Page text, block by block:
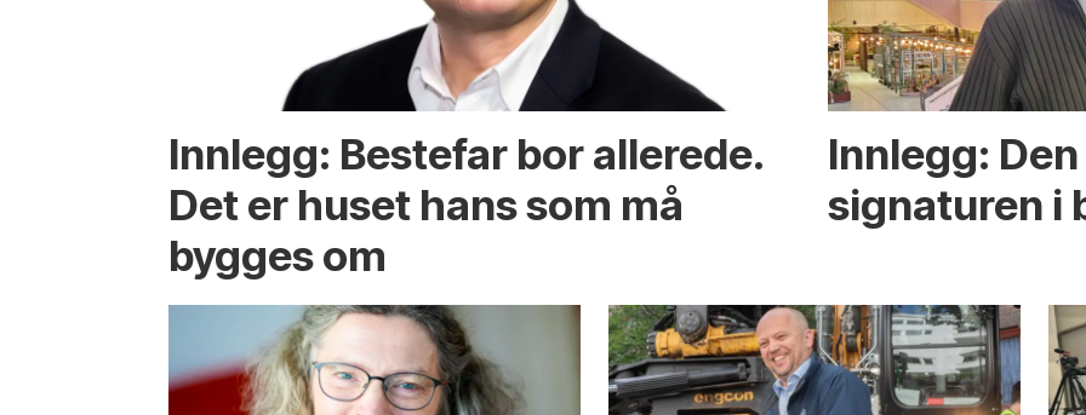
Innlegg: Bestefar bor allerede.
Det er huset hans som må
bygges om
Innlegg:
signaturen i